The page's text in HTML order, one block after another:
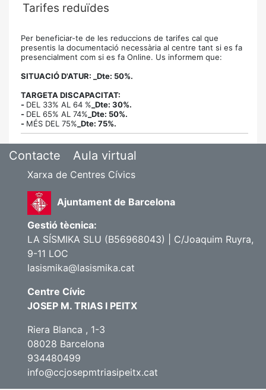
Tarifes reduïdes
Per beneficiar-te de les reduccions de tarifes cal que
presentis la documentació necessària al centre tant si es fa
presencialment com si es fa Online. Us informem que:
SITUACIÓ D'ATUR: _Dte: 50%.
TARGETA DISCAPACITAT:
- DEL 33% AL 64 % _Dte: 30%.
- DEL 65% AL 74% _Dte: 50%.
- MÉS DEL 75% _Dte: 75%.
Contacte Aula virtual
Xarxa de Centres Cívics
Ajuntament de Barcelona
Gestió tècnica:
LA SÍSMIKA SLU (B56968043) | C/Joaquim Ruyra,
9-11 LOC
lasismika@lasismika.cat
Centre Cívic
JOSEP M. TRIAS I PEITX
Riera Blanca , 1-3
08028 Barcelona
934480499
info@ccjosepmtriasipeitx.cat